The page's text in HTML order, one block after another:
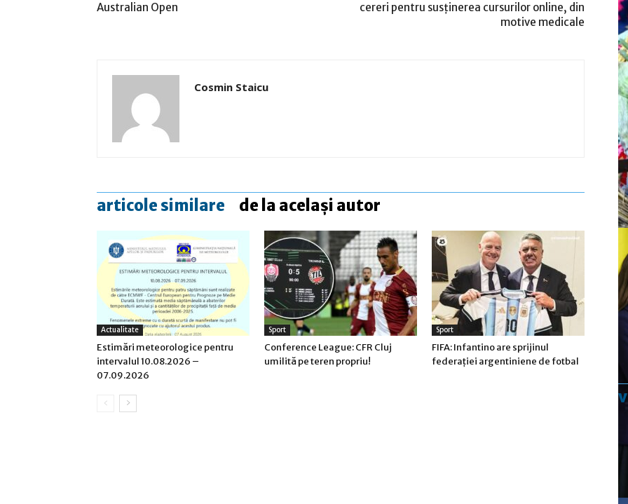
Australian Open
cereri pentru susţinerea cursurilor online, din
motive medicale
Cosmin Staicu
articole similare de la același autor
Actualitate
Estimări meteorologice pentru
intervalul 10.08.2026 –
07.09.2026
Sport
Conference League: CFR Cluj
umilită pe teren propriu!
Sport
FIFA: Infantino are sprijinul
federaţiei argentiniene de fotbal